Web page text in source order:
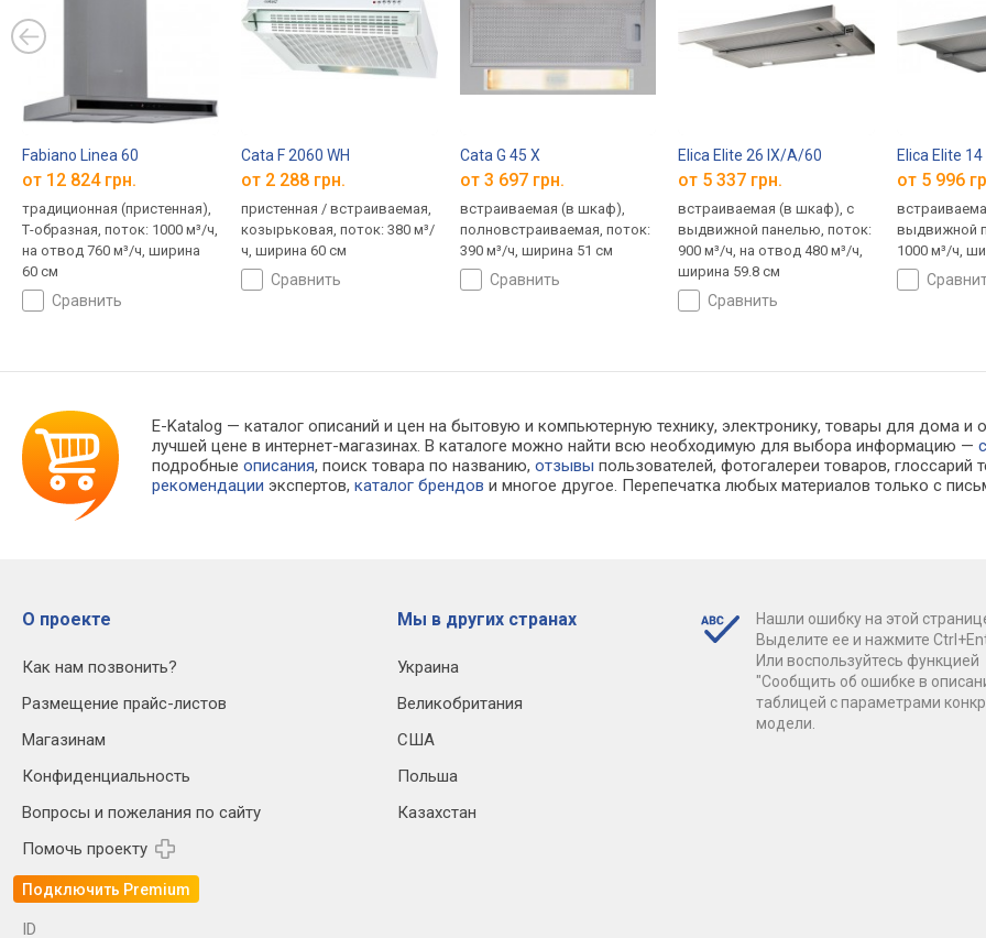
Fabiano Linea 60
от 12 824 грн.
традиционная (пристенная),
Т-образная, поток: 1000 м³/ч,
на отвод 760 м³/ч, ширина
60 см
сравнить
Cata F 2060 WH
от 2 288 грн.
пристенная / встраиваемая,
козырьковая, поток: 380 м³/
ч, ширина 60 см
сравнить
Cata G 45 X
от 3 697 грн.
встраиваемая (в шкаф),
полновстраиваемая, поток:
390 м³/ч, ширина 51 см
сравнить
Elica Elite 26 IX/A/60
от 5 337 грн.
встраиваемая (в шкаф), с
выдвижной панелью, поток:
900 м³/ч, на отвод 480 м³/ч,
ширина 59.8 см
сравнить
Elica Elite
от 5 996
выдвижной
1000 м³/ч,
E-Katalog — каталог описаний и цен на бытовую и компьютерную технику, электронику, товары для дома
лучшей цене в интернет-магазинах. В каталоге можно найти всю необходимую для выбора информацию —
подробныеописания, поиск товара по названию,отзывы пользователей, фотогалереи товаров,
рекомендации экспертов,каталог брендов и многое другое. Перепечатка любых материалов только с
О проекте
Как нам позвонить?
Размещение прайс-листов
Магазинам
Конфиденциальность
Вопросы и пожелания по сайту
Помочь проекту
Подключить Premium
Мы в других странах
Украина
Великобритания
США
Польша
Казахстан
Нашли ошибку на этой
Выделите ее и нажмите
Или воспользуйтесь функцией
"Сообщить об ошибке в
таблицей с параметрами
модели.
ID